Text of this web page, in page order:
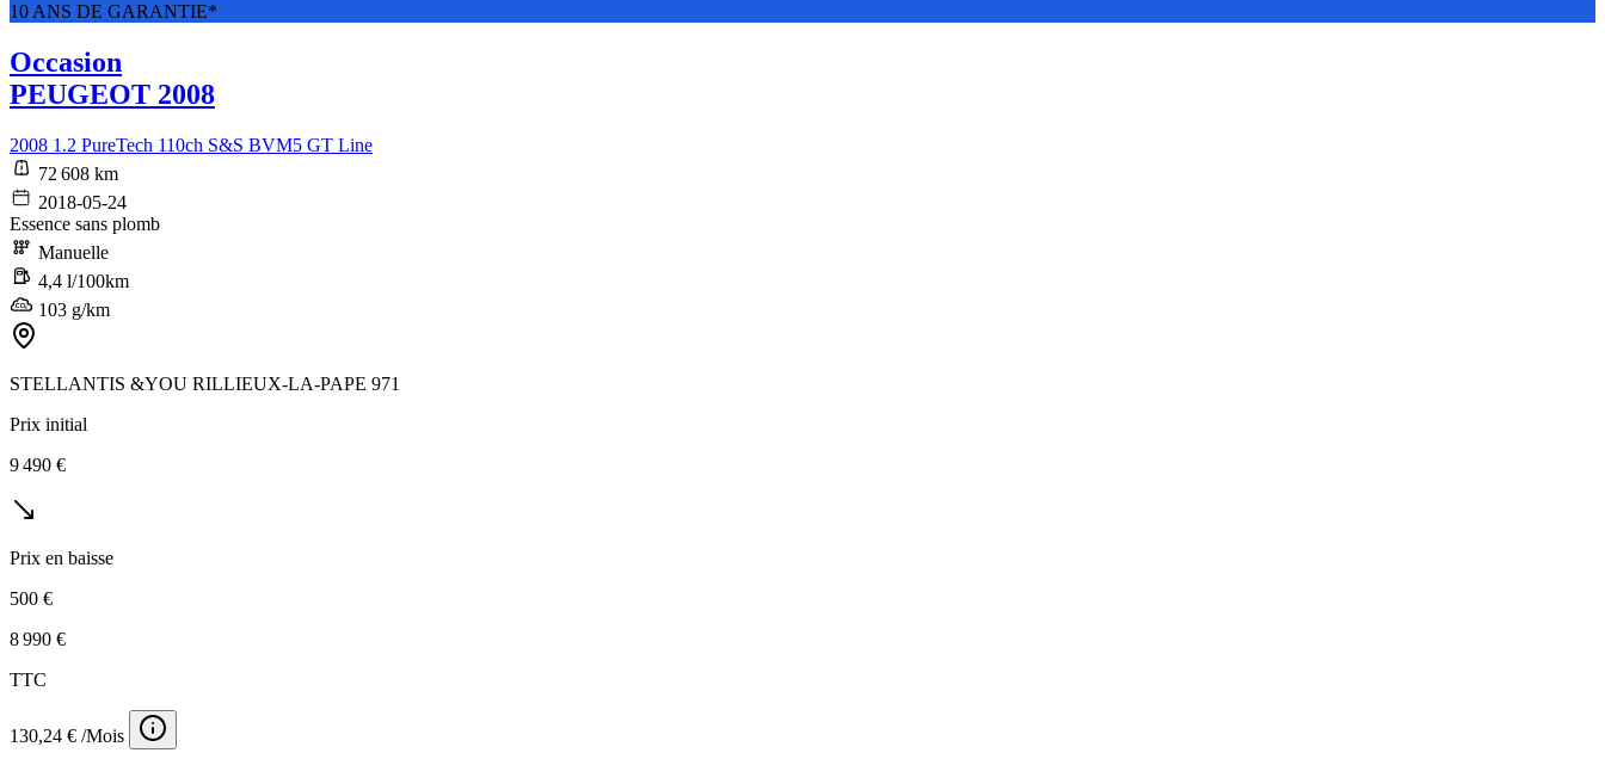
10 ANS DE GARANTIE*
Occasion
PEUGEOT 2008
2008 1.2 PureTech 110ch S&S BVM5 GT Line
72 608 km
2018-05-24
Essence sans plomb
Manuelle
4,4 l/100km
103 g/km
STELLANTIS &YOU RILLIEUX-LA-PAPE 971
Prix initial
9 490 €
Prix en baisse
500 €
8 990 €
TTC
130,24 € /Mois